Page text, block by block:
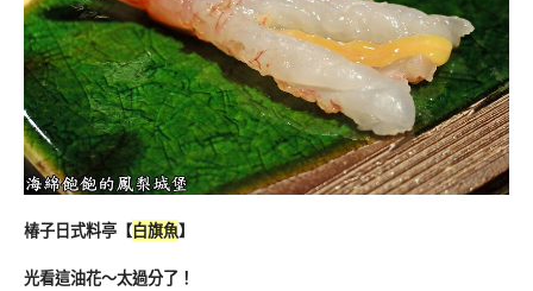
椿子日式料亭 【白旗魚】
光看這油花～太過分了！